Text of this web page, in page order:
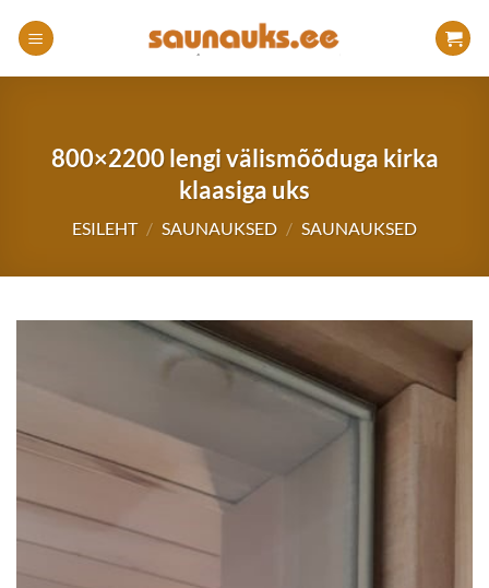
800×2200 lengi välismõõduga kirka
klaasiga uks
ESILEHT / SAUNAUKSED / SAUNAUKSED